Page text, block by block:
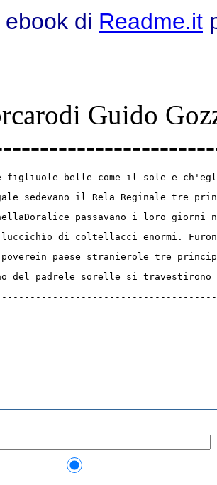
di Readme.it
Guido
figliuole belle come il sole e
sedevano il Rela Reginale tre
passavano i loro giorni
luccichìo di coltellacci enormi.
poverein paese stranierole tre
del padrele sorelle si